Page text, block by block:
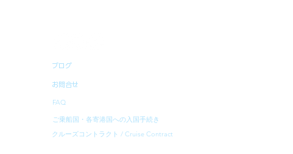
ブログ
お問合せ
FAQ
クルーズコントラクト / Cruise Contract
ご乗船国・各寄港国への入国手続き